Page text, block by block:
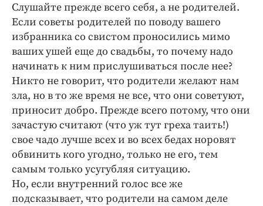
Слушайте прежде всего себя, а не родителей.
Если советы родителей по поводу вашего
избранника со свистом проносились мимо
ваших ушей еще до свадьбы, то почему надо
начинать к ним прислушиваться после нее?
Никто не говорит, что родители желают нам
зла, но в то же время не все, что они советуют,
приносит добро. Прежде всего потому, что они
зачастую считают (что уж тут греха таить!)
свое чадо лучше всех и во всех бедах норовят
обвинить кого угодно, только не его, тем
самым только усугубляя ситуацию.
Но, если внутренний голос все же
подсказывает, что родители на самом деле